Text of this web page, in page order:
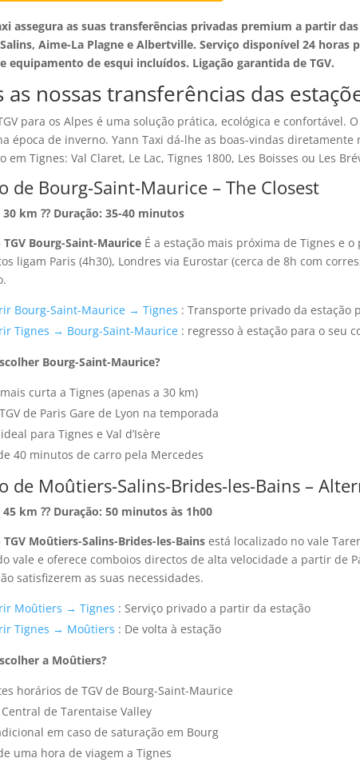
assegura as suas transferências privadas premium a partir
Aime-La Plagne e Albertville. Serviço disponível 24 horas
equipamento de esqui incluídos. Ligação garantida de TGV.
as nossas transferências das
para os Alpes é uma solução prática, ecológica e confortável. O
época de inverno. Yann Taxi dá-lhe as boas-vindas
em Tignes: Val Claret, Le Lac, Tignes 1800, Les Boisses ou Les
de Bourg-Saint-Maurice – The Closest
30 km ⁇ Duração: 35-40 minutos
TGV Bourg-Saint-Maurice É a estação mais próxima de Tignes e
ligam Paris (4h30), Londres via Eurostar (cerca de 8h com
Bourg-Saint-Maurice → Tignes : Transporte privado da estação
Tignes → Bourg-Saint-Maurice : regresso à estação para o seu
Bourg-Saint-Maurice?
curta a Tignes (apenas a 30 km)
de Paris Gare de Lyon na temporada
para Tignes e Val d’Isère
40 minutos de carro pela Mercedes
de Moûtiers-Salins-Brides-les-Bains –
45 km ⁇ Duração: 50 minutos às 1h00
TGV Moûtiers-Salins-Brides-les-Bains está localizado no vale
vale e oferece comboios directos de alta velocidade a partir de
satisfizerem as suas necessidades.
Moûtiers → Tignes : Serviço privado a partir da estação
Tignes → Moûtiers : De volta à estação
a Moûtiers?
horários de TGV de Bourg-Saint-Maurice
Central de Tarentaise Valley
em caso de saturação em Bourg
uma hora de viagem a Tignes